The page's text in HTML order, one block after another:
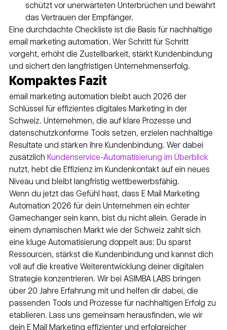
schützt vor unerwarteten Unterbrüchen und bewahrt
das Vertrauen der Empfänger.
Eine durchdachte Checkliste ist die Basis für nachhaltige
email marketing automation. Wer Schritt für Schritt
vorgeht, erhöht die Zustellbarkeit, stärkt Kundenbindung
und sichert den langfristigen Unternehmenserfolg.
Kompaktes Fazit
email marketing automation bleibt auch 2026 der
Schlüssel für effizientes digitales Marketing in der
Schweiz. Unternehmen, die auf klare Prozesse und
datenschutzkonforme Tools setzen, erzielen nachhaltige
Resultate und stärken ihre Kundenbindung. Wer dabei
zusätzlich Kundenservice-Automatisierung im Überblick
nutzt, hebt die Effizienz im Kundenkontakt auf ein neues
Niveau und bleibt langfristig wettbewerbsfähig.
Wenn du jetzt das Gefühl hast, dass E Mail Marketing
Automation 2026 für dein Unternehmen ein echter
Gamechanger sein kann, bist du nicht allein. Gerade in
einem dynamischen Markt wie der Schweiz zahlt sich
eine kluge Automatisierung doppelt aus: Du sparst
Ressourcen, stärkst die Kundenbindung und kannst dich
voll auf die kreative Weiterentwicklung deiner digitalen
Strategie konzentrieren. Wir bei ASIMBA LABS bringen
über 20 Jahre Erfahrung mit und helfen dir dabei, die
passenden Tools und Prozesse für nachhaltigen Erfolg zu
etablieren. Lass uns gemeinsam herausfinden, wie wir
dein E Mail Marketing effizienter und erfolgreicher